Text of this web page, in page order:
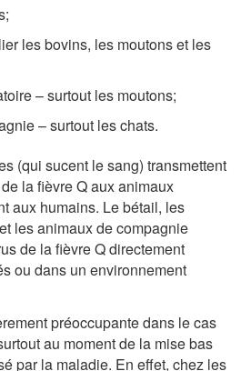
les bovins, les moutons et les
– surtout les moutons;
– surtout les chats.
(qui sucent le sang) transmettent
la fièvre Q aux animaux
aux humains. Le bétail, les
les animaux de compagnie
de la fièvre Q directement
ou dans un environnement
préoccupante dans le cas
au moment de la mise bas
par la maladie. En effet, chez les